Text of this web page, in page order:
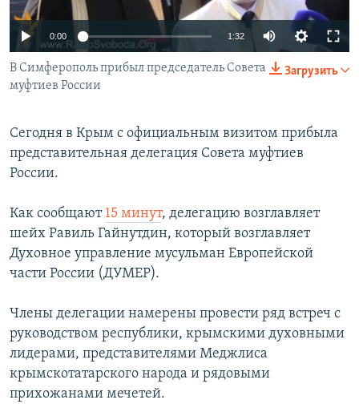
ПОБЕДИТЕЛЕЙ НЕ СУДЯТ?
КРЫМ.НЕПОКОРЕННЫЙ
ELIFBE
ПРИСОЕДИНЯЙТЕСЬ!
Все сайты RFE/RL
0:00 1:32
Загрузить
В Симферополь прибыл председатель Совета
муфтиев России
Сегодня в Крым с официальным визитом прибыла
представительная делегация Совета муфтиев
России.
Как сообщают 15 минут, делегацию возглавляет
шейх Равиль Гайнутдин, который возглавляет
Духовное управление мусульман Европейской
части России (ДУМЕР).
Члены делегации намерены провести ряд встреч с
руководством республики, крымскими духовными
лидерами, представителями Меджлиса
крымскотатарского народа и рядовыми
прихожанами мечетей.